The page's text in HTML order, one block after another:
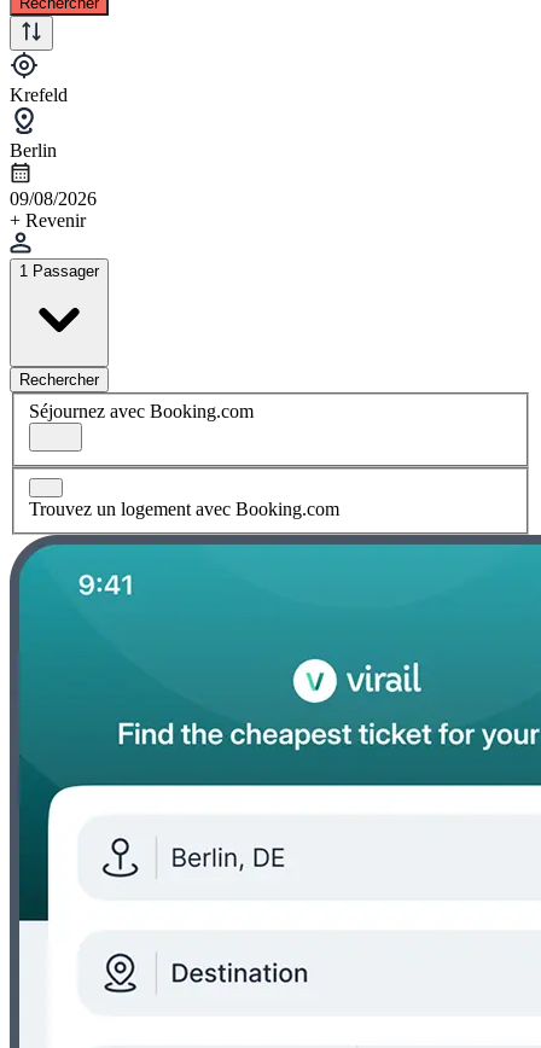
Krefeld
Berlin
09/08/2026
+ Revenir
1 Passager
Rechercher
Séjournez avec Booking.com
Trouvez un logement avec Booking.com